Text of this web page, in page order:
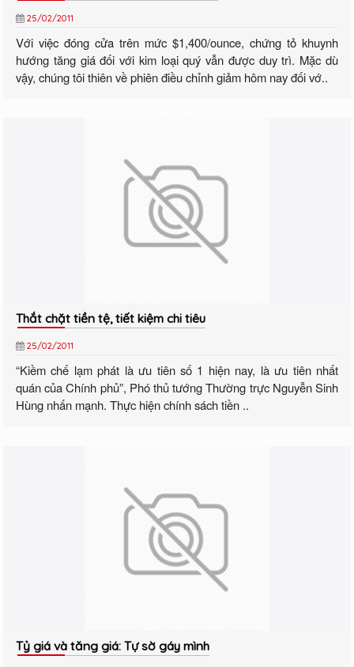
25/02/2011
Với việc đóng cửa trên mức $1,400/ounce, chứng tỏ khuynh
hướng tăng giá đối với kim loại quý vẫn được duy trì. Mặc dù
vậy, chúng tôi thiên về phiên điều chỉnh giảm hôm nay đối vớ..
Thắt chặt tiền tệ, tiết kiệm chi tiêu
25/02/2011
“Kiềm chế lạm phát là ưu tiên số 1 hiện nay, là ưu tiên nhất
quán của Chính phủ”, Phó thủ tướng Thường trực Nguyễn Sinh
Hùng nhấn mạnh. Thực hiện chính sách tiền ..
Tỷ giá và tăng giá: Tự sờ gáy mình